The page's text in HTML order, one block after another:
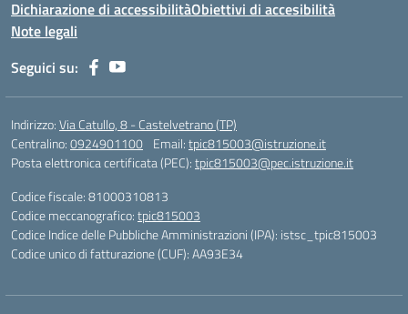
Dichiarazione di accessibilitàObiettivi di accesibilità
Note legali
Seguici su:
Indirizzo:Via Catullo, 8 - Castelvetrano (TP)
Centralino:0924901100 Email:tpic815003@istruzione.it
Posta elettronica certificata (PEC):tpic815003@pec.istruzione.it
Codice fiscale: 81000310813
Codice meccanografico:tpic815003
Codice Indice delle Pubbliche Amministrazioni (IPA): istsc_tpic815003
Codice unico di fatturazione (CUF): AA93E34